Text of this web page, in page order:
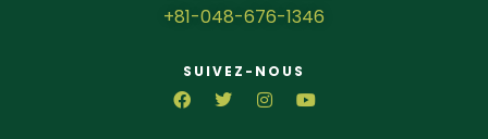
+81-048-676-1346
SUIVEZ-NOUS